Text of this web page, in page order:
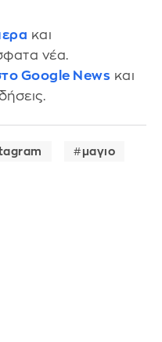
και
νέα.
Google News και
μαγιο